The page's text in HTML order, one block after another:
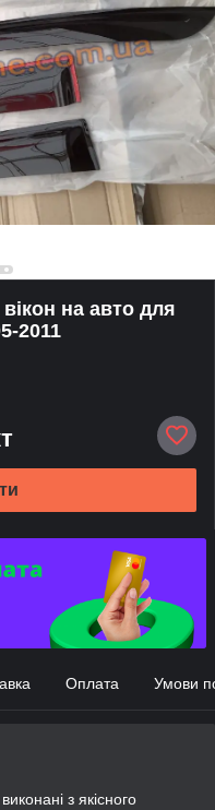
на авто для
2011
Оплата Умови
виконані з якісного